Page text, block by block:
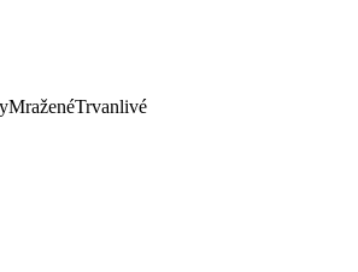
MraženéTrvanlivé